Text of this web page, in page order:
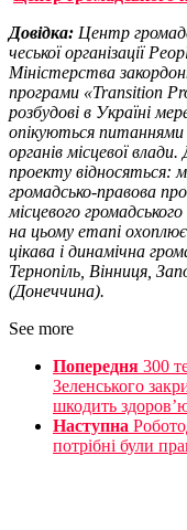
Довідка: Центр
чеської організації
Міністерства
програми «Transition
розбудові в Україні
опікуються питаннями
органів місцевої
проекту відносяться:
громадсько-правова
місцевого
на цьому етапі
цікава і динамічна
Тернопіль, Вінниця,
(Донеччина).
See more
Попередня 300
Зеленського
шкодить
Наступна
потрібні були